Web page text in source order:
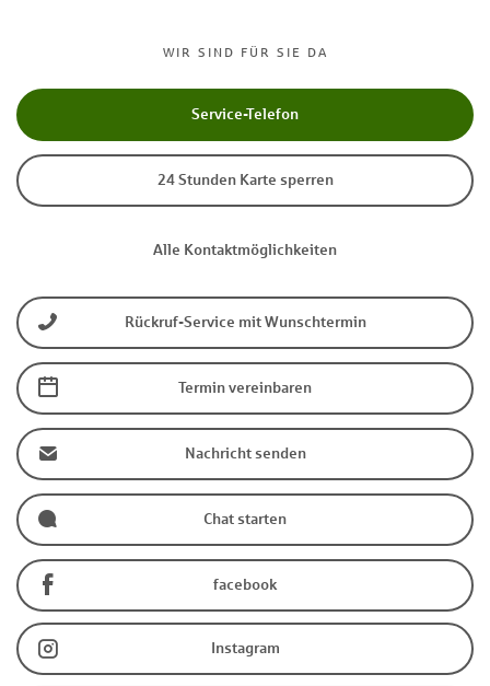
WIR SIND FÜR SIE DA
Service-Telefon
24 Stunden Karte sperren
Alle Kontaktmöglichkeiten
Rückruf-Service mit Wunschtermin
Termin vereinbaren
Nachricht senden
Chat starten
facebook
Instagram